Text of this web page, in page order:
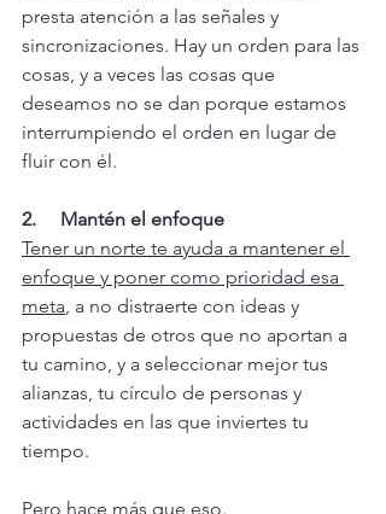
presta atención a las señales y
sincronizaciones. Hay un orden para las
cosas, y a veces las cosas que
deseamos no se dan porque estamos
interrumpiendo el orden en lugar de
fluir con él.
2.     Mantén el enfoque
Tener un norte te ayuda a mantener el
enfoque y poner como prioridad esa
meta , a no distraerte con ideas y
propuestas de otros que no aportan a
tu camino, y a seleccionar mejor tus
alianzas, tu círculo de personas y
actividades en las que inviertes tu
tiempo.
Pero hace más que eso.